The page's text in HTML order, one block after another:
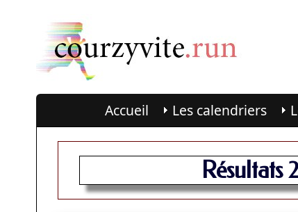
Accueil Les calendriers
Résultats